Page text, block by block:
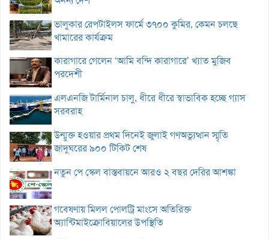
ভালুকার রেপটাইলস ফার্মে ৩৭০০ কুমির, কেমন চলছে
খামারের কার্যক্রম
কারাগারে গেলেন ‘আমি বন্দি কারাগারে’ খ্যাত মুজিব
পরদেশী
এলএনজি টার্মিনাল চালু, ধীরে ধীরে স্বাভাবিক হচ্ছে গ্যাস
সরবরাহ
উন্মুক্ত হওয়ার প্রথম দিনেই জুলাই গণঅভ্যুত্থান স্মৃতি
জাদুঘরের ৯০০ টিকিট শেষ
নতুন পে স্কেল বাস্তবায়নে আরও ২ বছর দেরির আশঙ্কা
গবেষণায় মিলল পোলট্রি মাংসে অতিরিক্ত
অ্যান্টিমাইক্রোবিয়ালের উপস্থিতি